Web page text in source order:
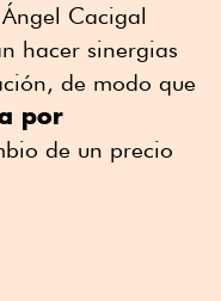
Cacigal
hacer sinergias
de modo que
por
de un precio